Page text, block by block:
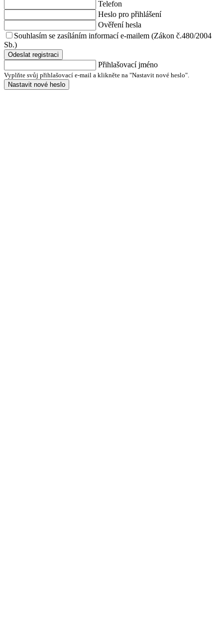
Telefon
Heslo pro přihlášení
Ověření hesla
Souhlasím se zasíláním informací e-mailem (Zákon č.480/2004
Sb.)
Odeslat registraci
Přihlašovací jméno
Vyplňte svůj přihlašovací e-mail a klikněte na "Nastavit nové heslo".
Nastavit nové heslo